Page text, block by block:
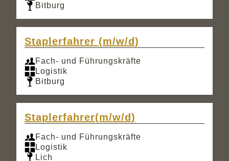
Bitburg
Staplerfahrer (m/w/d)
Fach- und Führungskräfte
Logistik
Bitburg
Staplerfahrer(m/w/d)
Fach- und Führungskräfte
Logistik
Lich